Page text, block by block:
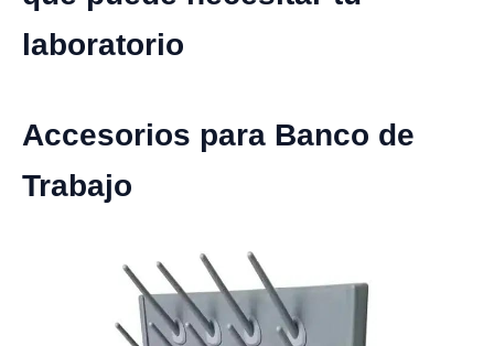
laboratorio
Accesorios para Banco de
Trabajo